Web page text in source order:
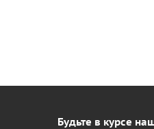
Будьте в курсе